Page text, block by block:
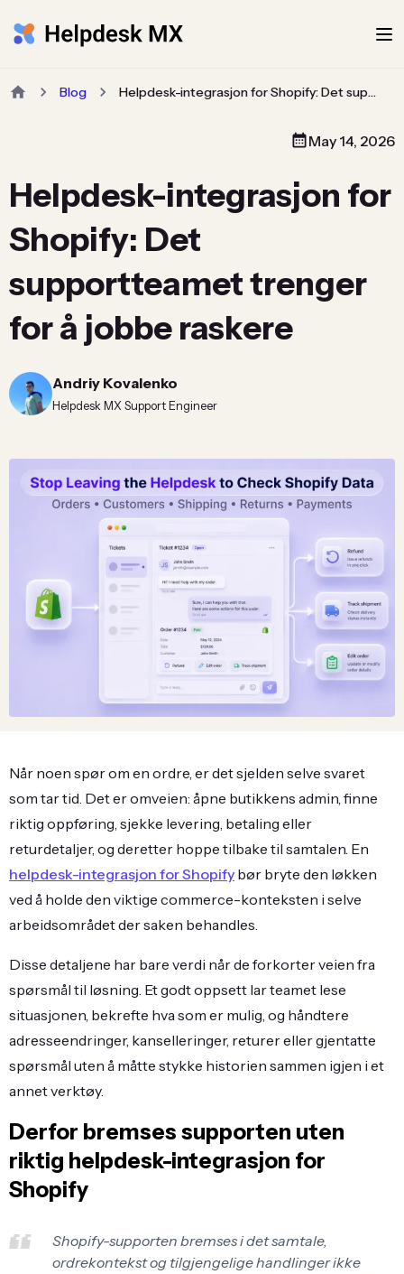
Blog Helpdesk-integrasjon for Shopify: Det supportteamet trenger for å jobbe raskere
May 14, 2026
Helpdesk-integrasjon for
Shopify: Det
supportteamet trenger
for å jobbe raskere
Andriy Kovalenko
Helpdesk MX Support Engineer
Når noen spør om en ordre, er det sjelden selve svaret
som tar tid. Det er omveien: åpne butikkens admin, finne
riktig oppføring, sjekke levering, betaling eller
returdetaljer, og deretter hoppe tilbake til samtalen. En
helpdesk-integrasjon for Shopify bør bryte den løkken
ved å holde den viktige commerce-konteksten i selve
arbeidsområdet der saken behandles.
Disse detaljene har bare verdi når de forkorter veien fra
spørsmål til løsning. Et godt oppsett lar teamet lese
situasjonen, bekrefte hva som er mulig, og håndtere
adresseendringer, kanselleringer, returer eller gjentatte
spørsmål uten å måtte stykke historien sammen igjen i et
annet verktøy.
Derfor bremses supporten uten
riktig helpdesk-integrasjon for
Shopify
Shopify-supporten bremses i det samtale,
ordrekontekst og tilgjengelige handlinger ikke